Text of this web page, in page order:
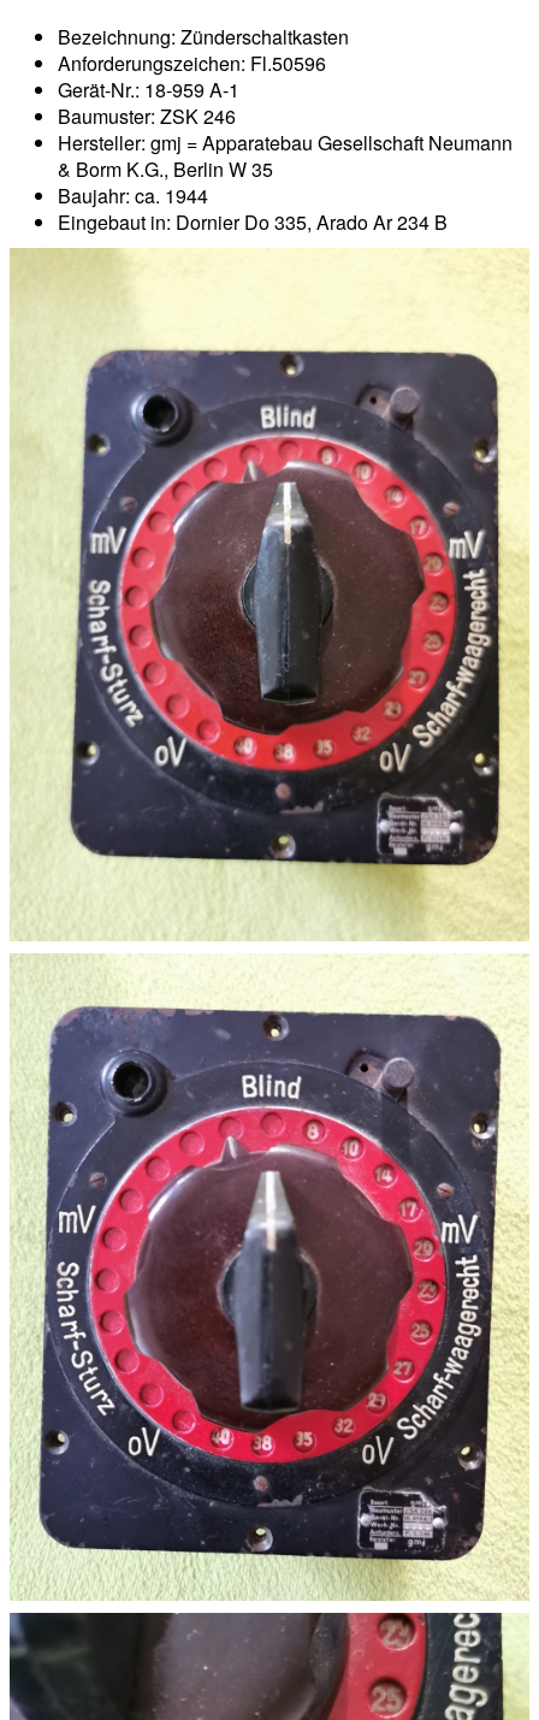
Bezeichnung: Zünderschaltkasten
Anforderungszeichen: Fl.50596
Gerät-Nr.: 18-959 A-1
Baumuster: ZSK 246
Hersteller: gmj = Apparatebau Gesellschaft Neumann
& Borm K.G., Berlin W 35
Baujahr: ca. 1944
Eingebaut in: Dornier Do 335, Arado Ar 234 B